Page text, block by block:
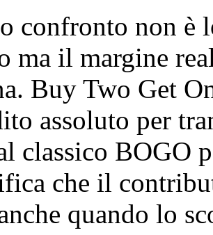
confronto non è
ma il margine
Buy Two Get
assoluto per
classico BOGO
che il
quando lo